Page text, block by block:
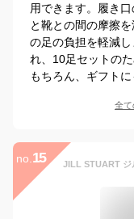
用できます。履き
と靴との間の摩擦
の足の負担を軽減
れ、10足セットの
もちろん、ギフトに
全て
no. 15